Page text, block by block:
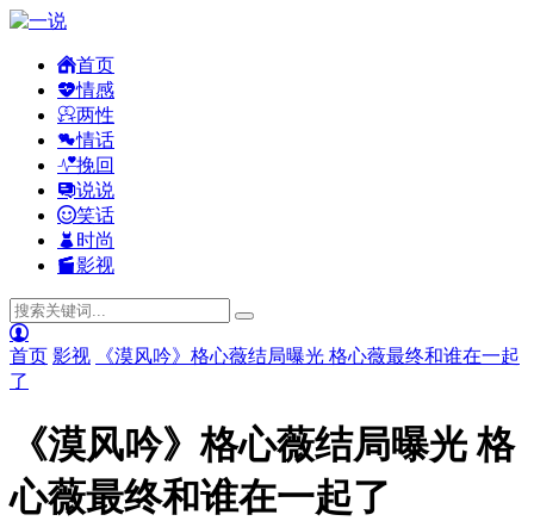
首页
情感
两性
情话
挽回
说说
笑话
时尚
影视
首页 影视
《漠风吟》格心薇结局曝光 格心薇最终和谁在一起
了
《漠风吟》格心薇结局曝光 格
心薇最终和谁在一起了